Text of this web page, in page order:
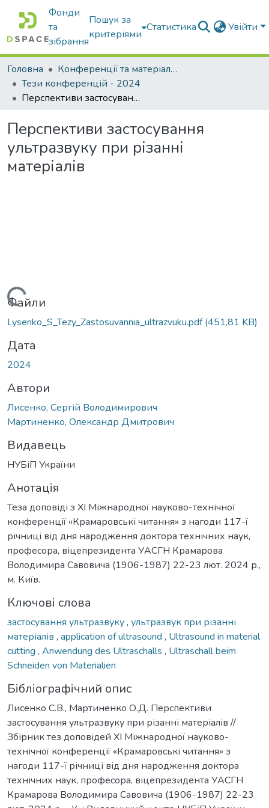
Фонди
та
зібрання
Пошук за
критеріями
Статистика Увійти
Головна
Конференції та матеріали конференцій
Тези конференцій - 2024
Перспективи застосування ультразвуку при різанні матеріалів
Перспективи застосування
ультразвуку при різанні
матеріалів
Вантажиться...
Файли
Lysenko_S_Tezy_Zastosuvannia_ultrazvuku.pdf(451,81 KB)
Дата
2024
Автори
Лисенко, Сергій Володимирович
Мартиненко, Олександр Дмитрович
Видавець
НУБіП України
Анотація
Теза доповіді з ХІ Міжнародної науково-технічної
конференції «Крамаровські читання» з нагоди 117-ї
річниці від дня народження доктора технічних наук,
професора, віцепрезидента УАСГН Крамарова
Володимира Савовича (1906-1987) 22-23 лют. 2024 р.,
м. Київ.
Ключові слова
застосування ультразвуку, ультразвук при різанні
матеріалів , application of ultrasound , Ultrasound in material
cutting , Anwendung des Ultraschalls , Ultraschall beim
Schneiden von Materialien
Бібліографічний опис
Лисенко С.В., Мартиненко О.Д. Перспективи
застосування ультразвуку при різанні матеріалів //
Збірник тез доповідей ХI Міжнародної науково-
технічної конференції «Крамаровські читання» з
нагоди 117-ї річниці від дня народження доктора
технічних наук, професора, віцепрезидента УАСГН
Крамарова Володимира Савовича (1906-1987) 22-23